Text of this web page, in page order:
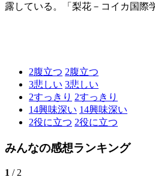
露している。「梨花－コイカ国際
2腹立つ 2腹立つ
3悲しい 3悲しい
2すっきり 2すっきり
14興味深い 14興味深い
2役に立つ 2役に立つ
みんなの感想ランキング
1 / 2